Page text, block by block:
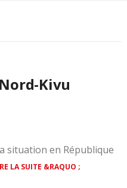
Kivu
situation en République
LA SUITE &RAQUO ;